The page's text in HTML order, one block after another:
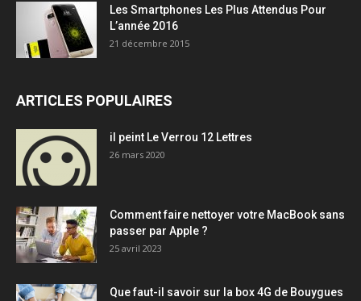
Les Smartphones Les Plus Attendus Pour
L’année 2016
21 décembre 2015
ARTICLES POPULAIRES
il peint Le Verrou 12 Lettres
26 mars 2020
Comment faire nettoyer votre MacBook sans
passer par Apple ?
25 avril 2023
Que faut-il savoir sur la box 4G de Bouygues